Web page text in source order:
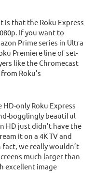
that the Roku Express
If you want to
Prime series in Ultra
Premiere line of set-
like the Chromecast
Roku’s
only Roku Express
bogglingly beautiful
HD just didn’t have the
it on a 4K TV and
fact, we really wouldn’t
much larger than
excellent image